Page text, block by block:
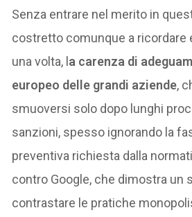
Senza entrare nel merito in
costretto comunque a ricordare
una volta, la carenza di
europeo delle grandi aziende,
smuoversi solo dopo lunghi
sanzioni, spesso ignorando la
preventiva richiesta dalla
contro Google, che dimostra un
contrastare le pratiche